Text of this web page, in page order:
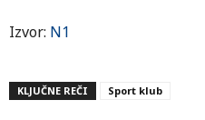
Izvor: N1
KLJUČNE REČI Sport klub